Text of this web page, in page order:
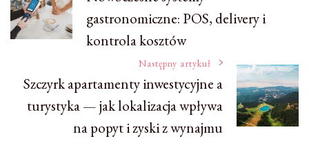
wpisu
gastronomiczne: POS, delivery i
kontrola kosztów
Następny artykuł
Szczyrk apartamenty inwestycyjne a
turystyka — jak lokalizacja wpływa
na popyt i zyski z wynajmu